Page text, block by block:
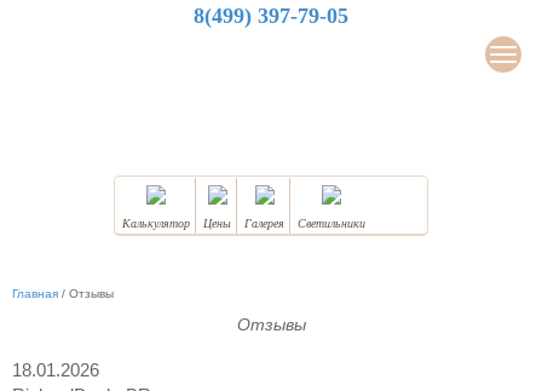
8(499) 397-79-05
Калькулятор Цены Галерея Светильники
Главная / Отзывы
Отзывы
18.01.2026